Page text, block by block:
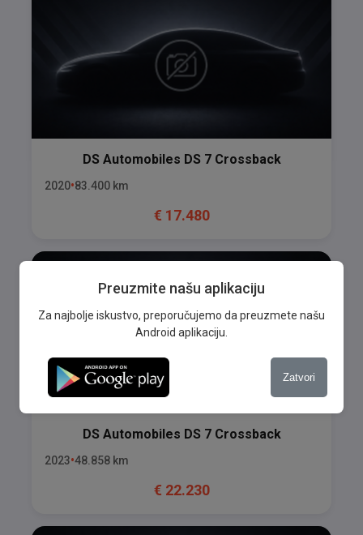
DS Automobiles DS 7 Crossback
2020 83.400 km
€ 17.480
DS Automobiles DS 7 Crossback
2023 48.858 km
€ 22.230
Preuzmite našu aplikaciju
Za najbolje iskustvo, preporučujemo da preuzmete našu
Android aplikaciju.
Zatvori